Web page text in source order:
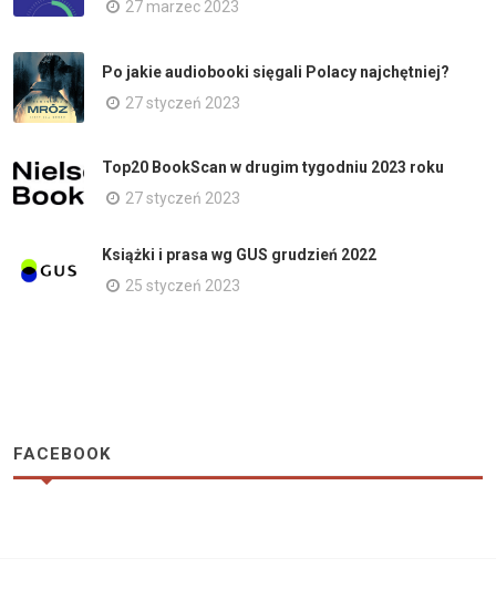
27 marzec 2023
Po jakie audiobooki sięgali Polacy najchętniej?
27 styczeń 2023
Top20 BookScan w drugim tygodniu 2023 roku
27 styczeń 2023
Książki i prasa wg GUS grudzień 2022
25 styczeń 2023
FACEBOOK